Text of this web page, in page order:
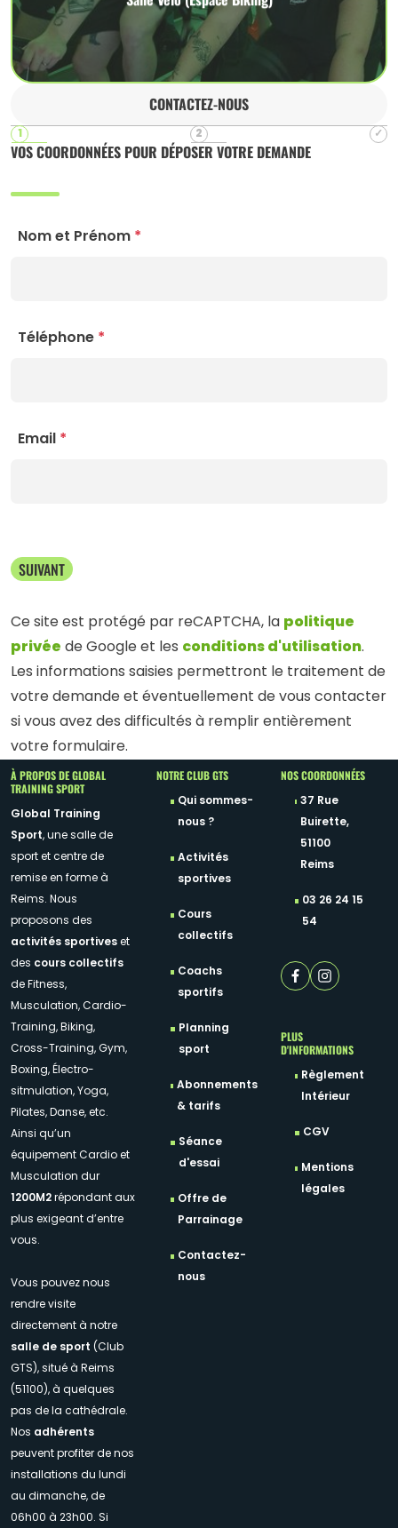
CONTACTEZ-NOUS
VOS COORDONNÉES POUR DÉPOSER VOTRE DEMANDE
Nom et Prénom*
Téléphone*
Email*
SUIVANT
Ce site est protégé par reCAPTCHA, lapolitique
privéede Google et les conditions d'utilisation.
Les informations saisies permettront le traitement de
votre demande et éventuellement de vous contacter
si vous avez des difficultés à remplir entièrement
votre formulaire.
À PROPOS DE GLOBAL
TRAINING SPORT
Global Training
Sport, une salle de
sport et centre de
remise en forme à
Reims. Nous
proposons des
activités sportiveset
des cours collectifs
de Fitness,
Musculation, Cardio-
Training, Biking,
Cross-Training, Gym,
Boxing, Électro-
sitmulation, Yoga,
Pilates, Danse, etc.
Ainsi qu’un
équipement Cardio et
Musculation dur
1200M2répondant aux
plus exigeant d’entre
vous.
Vous pouvez nous
rendre visite
directement à notre
salle de sport (Club
GTS), situé à Reims
(51100), à quelques
pas de la cathédrale.
Nos adhérents
peuvent profiter de nos
installations du lundi
au dimanche, de
06h00 à 23h00. Si
NOTRE CLUB GTS
Qui sommes-
nous ?
Activités
sportives
Cours
collectifs
Coachs
sportifs
Planning
sport
Abonnements
& tarifs
Séance
d'essai
Offre de
Parrainage
Contactez-
nous
NOS COORDONNÉES
37 Rue
Buirette,
51100
Reims
03 26 24 15
54
PLUS
D'INFORMATIONS
Règlement
Intérieur
CGV
Mentions
légales